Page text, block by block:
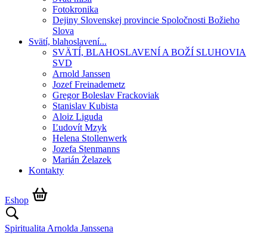
Fotokronika
Dejiny Slovenskej provincie Spoločnosti Božieho
Slova
Svätí, blahoslavení...
SVÄTÍ, BLAHOSLAVENÍ A BOŽÍ SLUHOVIA
SVD
Arnold Janssen
Jozef Freinademetz
Gregor Boleslav Frackoviak
Stanislav Kubista
Aloiz Liguda
Ľudovít Mzyk
Helena Stollenwerk
Jozefa Stenmanns
Marián Żelazek
Kontakty
Eshop
Spiritualita Arnolda Janssena